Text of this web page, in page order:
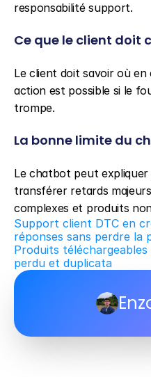
responsabilité support.
Ce que le client doit
Le client doit savoir où
action est possible si le
trompe.
La bonne limite du
Le chatbot peut
transférer retards
complexes et produits
Support client DTC en
réponses sans perdre la
Produits
perdu et duplicata